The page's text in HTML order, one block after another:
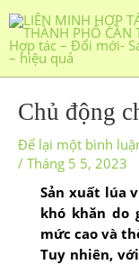
Chủ động
Để lại một bình
/ Tháng 5 5, 2023
Sản xuất lúa
khó khăn do
mức cao và
Tuy nhiên,